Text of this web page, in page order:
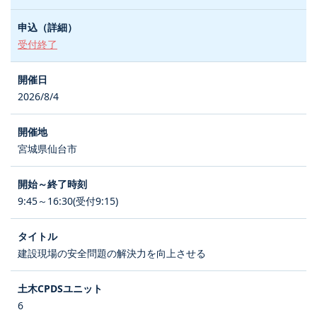
受付終了
2026/8/4
宮城県仙台市
9:45～16:30(受付9:15)
建設現場の安全問題の解決力を向上させる
6